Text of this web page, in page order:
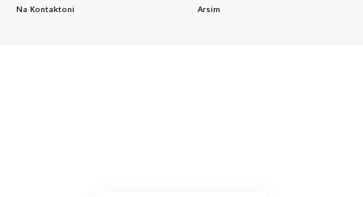
Na Kontaktoni Arsim